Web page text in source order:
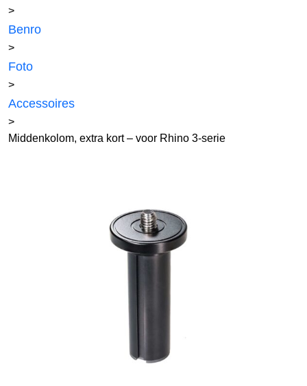
>
Benro
>
Foto
>
Accessoires
>
Middenkolom, extra kort – voor Rhino 3-serie